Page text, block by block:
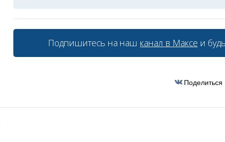
Подпишитесь на наш канал в Максе и
Поделиться